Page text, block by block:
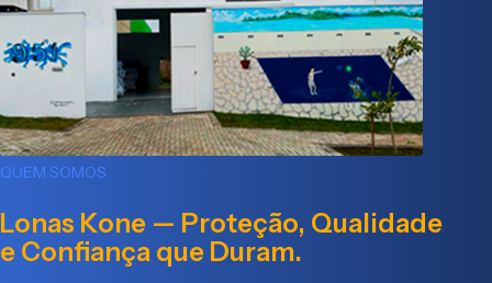
QUEM SOMOS
Lonas Kone — Proteção, Qualidade
e Confiança que Duram.